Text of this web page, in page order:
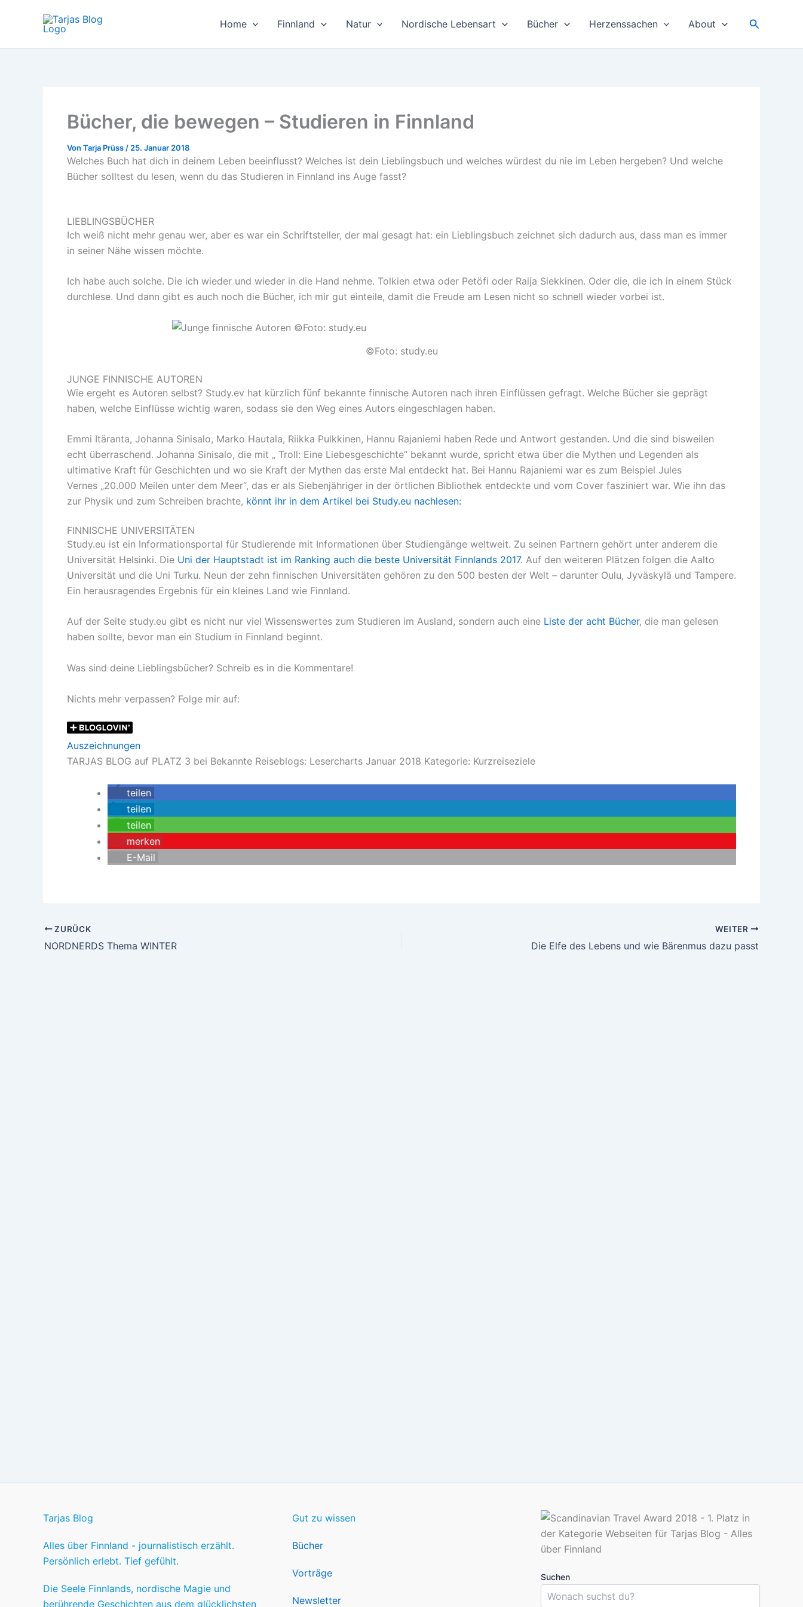
Home Finnland Natur Nordische Lebensart Bücher Herzenssachen About Suchen
Bücher, die bewegen – Studieren in Finnland
Von Tarja Prüss / 25. Januar 2018
Welches Buch hat dich in deinem Leben beeinflusst? Welches ist dein Lieblingsbuch und welches würdest du nie im Leben hergeben? Und welche
Bücher solltest du lesen, wenn du das Studieren in Finnland ins Auge fasst?
LIEBLINGSBÜCHER
Ich weiß nicht mehr genau wer, aber es war ein Schriftsteller, der mal gesagt hat: ein Lieblingsbuch zeichnet sich dadurch aus, dass man es immer
in seiner Nähe wissen möchte.
Ich habe auch solche. Die ich wieder und wieder in die Hand nehme. Tolkien etwa oder Petöfi oder Raija Siekkinen. Oder die, die ich in einem Stück
durchlese. Und dann gibt es auch noch die Bücher, ich mir gut einteile, damit die Freude am Lesen nicht so schnell wieder vorbei ist.
©Foto: study.eu
JUNGE FINNISCHE AUTOREN
Wie ergeht es Autoren selbst? Study.ev hat kürzlich fünf bekannte finnische Autoren nach ihren Einflüssen gefragt. Welche Bücher sie geprägt
haben, welche Einflüsse wichtig waren, sodass sie den Weg eines Autors eingeschlagen haben.
Emmi Itäranta, Johanna Sinisalo, Marko Hautala, Riikka Pulkkinen, Hannu Rajaniemi haben Rede und Antwort gestanden. Und die sind bisweilen
echt überraschend. Johanna Sinisalo, die mit „ Troll: Eine Liebesgeschichte“ bekannt wurde, spricht etwa über die Mythen und Legenden als
ultimative Kraft für Geschichten und wo sie Kraft der Mythen das erste Mal entdeckt hat. Bei Hannu Rajaniemi war es zum Beispiel Jules
Vernes „20.000 Meilen unter dem Meer“, das er als Siebenjähriger in der örtlichen Bibliothek entdeckte und vom Cover fasziniert war. Wie ihn das
zur Physik und zum Schreiben brachte, könnt ihr in dem Artikel bei Study.eu nachlesen:
FINNISCHE UNIVERSITÄTEN
Study.eu ist ein Informationsportal für Studierende mit Informationen über Studiengänge weltweit. Zu seinen Partnern gehört unter anderem die
Universität Helsinki. Die Uni der Hauptstadt ist im Ranking auch die beste Universität Finnlands 2017. Auf den weiteren Plätzen folgen die Aalto
Universität und die Uni Turku. Neun der zehn finnischen Universitäten gehören zu den 500 besten der Welt – darunter Oulu, Jyväskylä und Tampere.
Ein herausragendes Ergebnis für ein kleines Land wie Finnland.
Auf der Seite study.eu gibt es nicht nur viel Wissenswertes zum Studieren im Ausland, sondern auch eine Liste der acht Bücher, die man gelesen
haben sollte, bevor man ein Studium in Finnland beginnt.
Was sind deine Lieblingsbücher? Schreib es in die Kommentare!
Nichts mehr verpassen? Folge mir auf:
Auszeichnungen
TARJAS BLOG auf PLATZ 3 bei Bekannte Reiseblogs: Lesercharts Januar 2018 Kategorie: Kurzreiseziele
teilen
teilen
teilen
merken
E-Mail
ZURÜCK
NORDNERDS Thema WINTER
WEITER
Die Elfe des Lebens und wie Bärenmus dazu passt
Tarjas Blog
Alles über Finnland - journalistisch erzählt.
Persönlich erlebt. Tief gefühlt.
Die Seele Finnlands, nordische Magie und
berührende Geschichten aus dem glücklichsten
Gut zu wissen
Bücher
Vorträge
Newsletter
Suchen